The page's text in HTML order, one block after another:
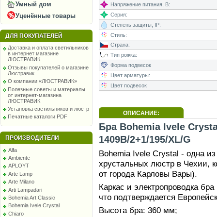
Умный дом
Уценённые товары
ДЛЯ ПОКУПАТЕЛЕЙ
Доставка и оплата светильников
в интернет магазине
ЛЮСТРАВИК
Отзывы покупателей о магазине
Люстравик
О компании «ЛЮСТРАВИК»
Полезные советы и материалы
от интернет-магазина
ЛЮСТРАВИК
Установка светильников и люстр
Печатные каталоги PDF
ПРОИЗВОДИТЕЛИ
Alfa
Ambiente
APLOYT
Arte Lamp
Arte Milano
Arti Lampadari
Bohemia Art Classic
Bohemia Ivele Crystal
Chiaro
Напряжение питания, В:
Серия:
Степень защиты, IP:
Стиль:
Страна:
Тип рожка:
Форма подвесок
Цвет арматуры:
Цвет подвесок
ОПИСАНИЕ:
Бра Bohemia Ivele
1409B/2+1/195/XL/G
Bohemia Ivele Crystal - одна
хрустальных люстр в Чехии,
от города Карловы Вары).
Каркас и электропроводка
что подтверждается
Высота бра: 360 мм;